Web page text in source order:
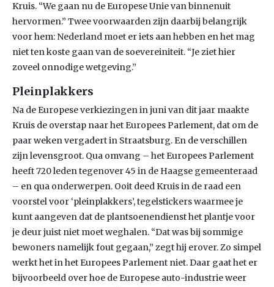
Kruis. “We gaan nu de Europese Unie van binnenuit
hervormen.” Twee voorwaarden zijn daarbij belangrijk
voor hem: Nederland moet er iets aan hebben en het mag
niet ten koste gaan van de soevereiniteit. “Je ziet hier
zoveel onnodige wetgeving.”
Pleinplakkers
Na de Europese verkiezingen in juni van dit jaar maakte
Kruis de overstap naar het Europees Parlement, dat om de
paar weken vergadert in Straatsburg. En de verschillen
zijn levensgroot. Qua omvang – het Europees Parlement
heeft 720 leden tegenover 45 in de Haagse gemeenteraad
– en qua onderwerpen. Ooit deed Kruis in de raad een
voorstel voor ‘pleinplakkers’, tegelstickers waarmee je
kunt aangeven dat de plantsoenendienst het plantje voor
je deur juist niet moet weghalen. “Dat was bij sommige
bewoners namelijk fout gegaan,” zegt hij erover. Zo simpel
werkt het in het Europees Parlement niet. Daar gaat het er
bijvoorbeeld over hoe de Europese auto-industrie weer